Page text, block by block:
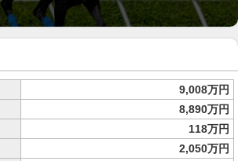
9,008万円
8,890万円
118万円
2,050万円